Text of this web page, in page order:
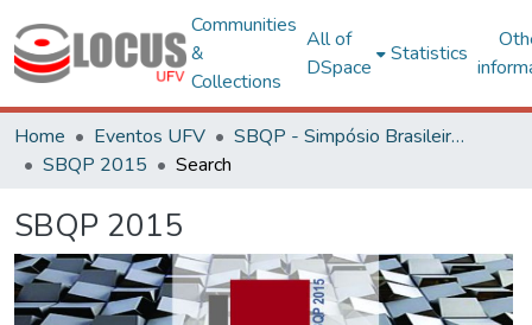
Communities
&
Collections
All of
DSpace
Statistics
Home Eventos UFV
SBQP - Simpósio Brasileiro de Qualidade do Projeto no Ambiente Construído
SBQP 2015
Search
SBQP 2015